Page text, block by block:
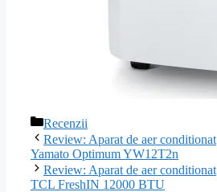
Categorii
Recenzii
Navigare
în
articole
Review: Aparat de aer conditionat
Yamato Optimum YW12T2n
Review: Aparat de aer conditionat
TCL FreshIN 12000 BTU